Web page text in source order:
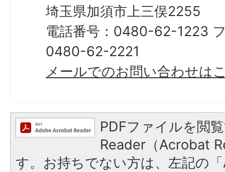
埼玉県加須市上三俣2255
電話番号：0480-62-1223
0480-62-2221
メールでのお問い合わせは
PDFファイルを閲
Reader（Acrobat
す。お持ちでない方は、左記の